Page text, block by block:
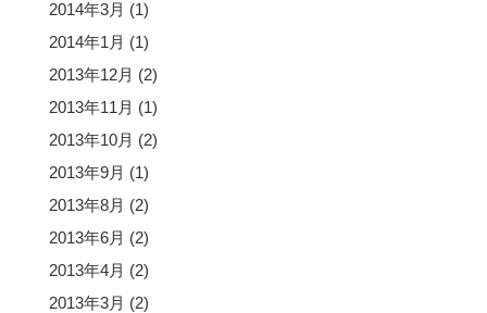
2014年3月 (1)
2014年1月 (1)
2013年12月 (2)
2013年11月 (1)
2013年10月 (2)
2013年9月 (1)
2013年8月 (2)
2013年6月 (2)
2013年4月 (2)
2013年3月 (2)